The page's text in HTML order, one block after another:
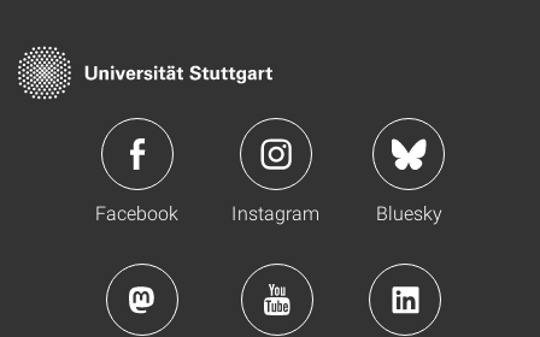
Facebook Instagram Bluesky